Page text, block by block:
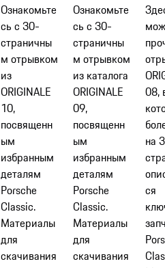
Ознакомьте
сь с 30-
страничны
м отрывком
из
ORIGINALE
10,
посвященн
ым
избранным
деталям
Porsche
Classic.​​
Материалы
для
скачивания
Ознакомьте
сь с 30-
страничны
м отрывком
из каталога
ORIGINALE
09,
посвященн
ым
избранным
деталям
Porsche
Classic.​
Материалы
для
скачивания
08,
на
ся